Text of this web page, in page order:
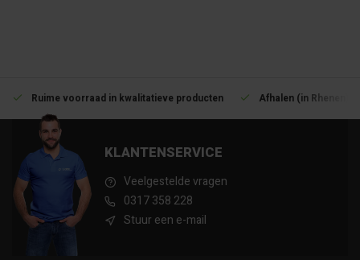
Ruime voorraad in kwalitatieve producten Afhalen (in Rhenen)
KLANTENSERVICE
Veelgestelde vragen
0317 358 228
Stuur een e-mail